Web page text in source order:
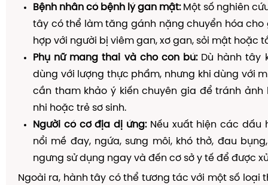
Bệnh nhân có bệnh lý gan mật:Một số nghiên
tây có thể làm tăng gánh nặng chuyển hóa cho
hợp với người bị viêm gan, xơ gan, sỏi mật hoặc
Phụ nữ mang thai và cho con bú:Dù hành tây
dùng với lượng thực phẩm, nhưng khi dùng với
cần tham khảo ý kiến chuyên gia để tránh ảnh
nhi hoặc trẻ sơ sinh.
Người có cơ địa dị ứng:Nếu xuất hiện các dấu
nổi mề đay, ngứa, sưng môi, khó thở, đau
ngưng sử dụng ngay và đến cơ sở y tế để được
Ngoài ra, hành tây có thể tương tác với một số loại